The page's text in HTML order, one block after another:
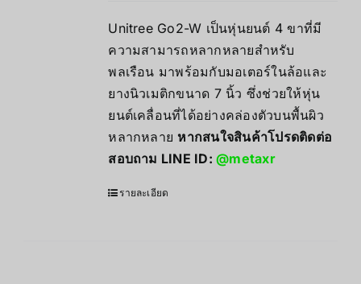
Unitree Go2-W เป็นหุ่นยนต์ 4 ขาที่มี
ความสามารถหลากหลายสำหรับ
พลเรือน มาพร้อมกับมอเตอร์ในล้อและ
ยางนิวเมติกขนาด 7 นิ้ว ซึ่งช่วยให้หุ่น
ยนต์เคลื่อนที่ได้อย่างคล่องตัวบนพื้นผิว
หลากหลาย หากสนใจสินค้าโปรดติดต่อ
สอบถาม LINE ID:@metaxr
รายละเอียด